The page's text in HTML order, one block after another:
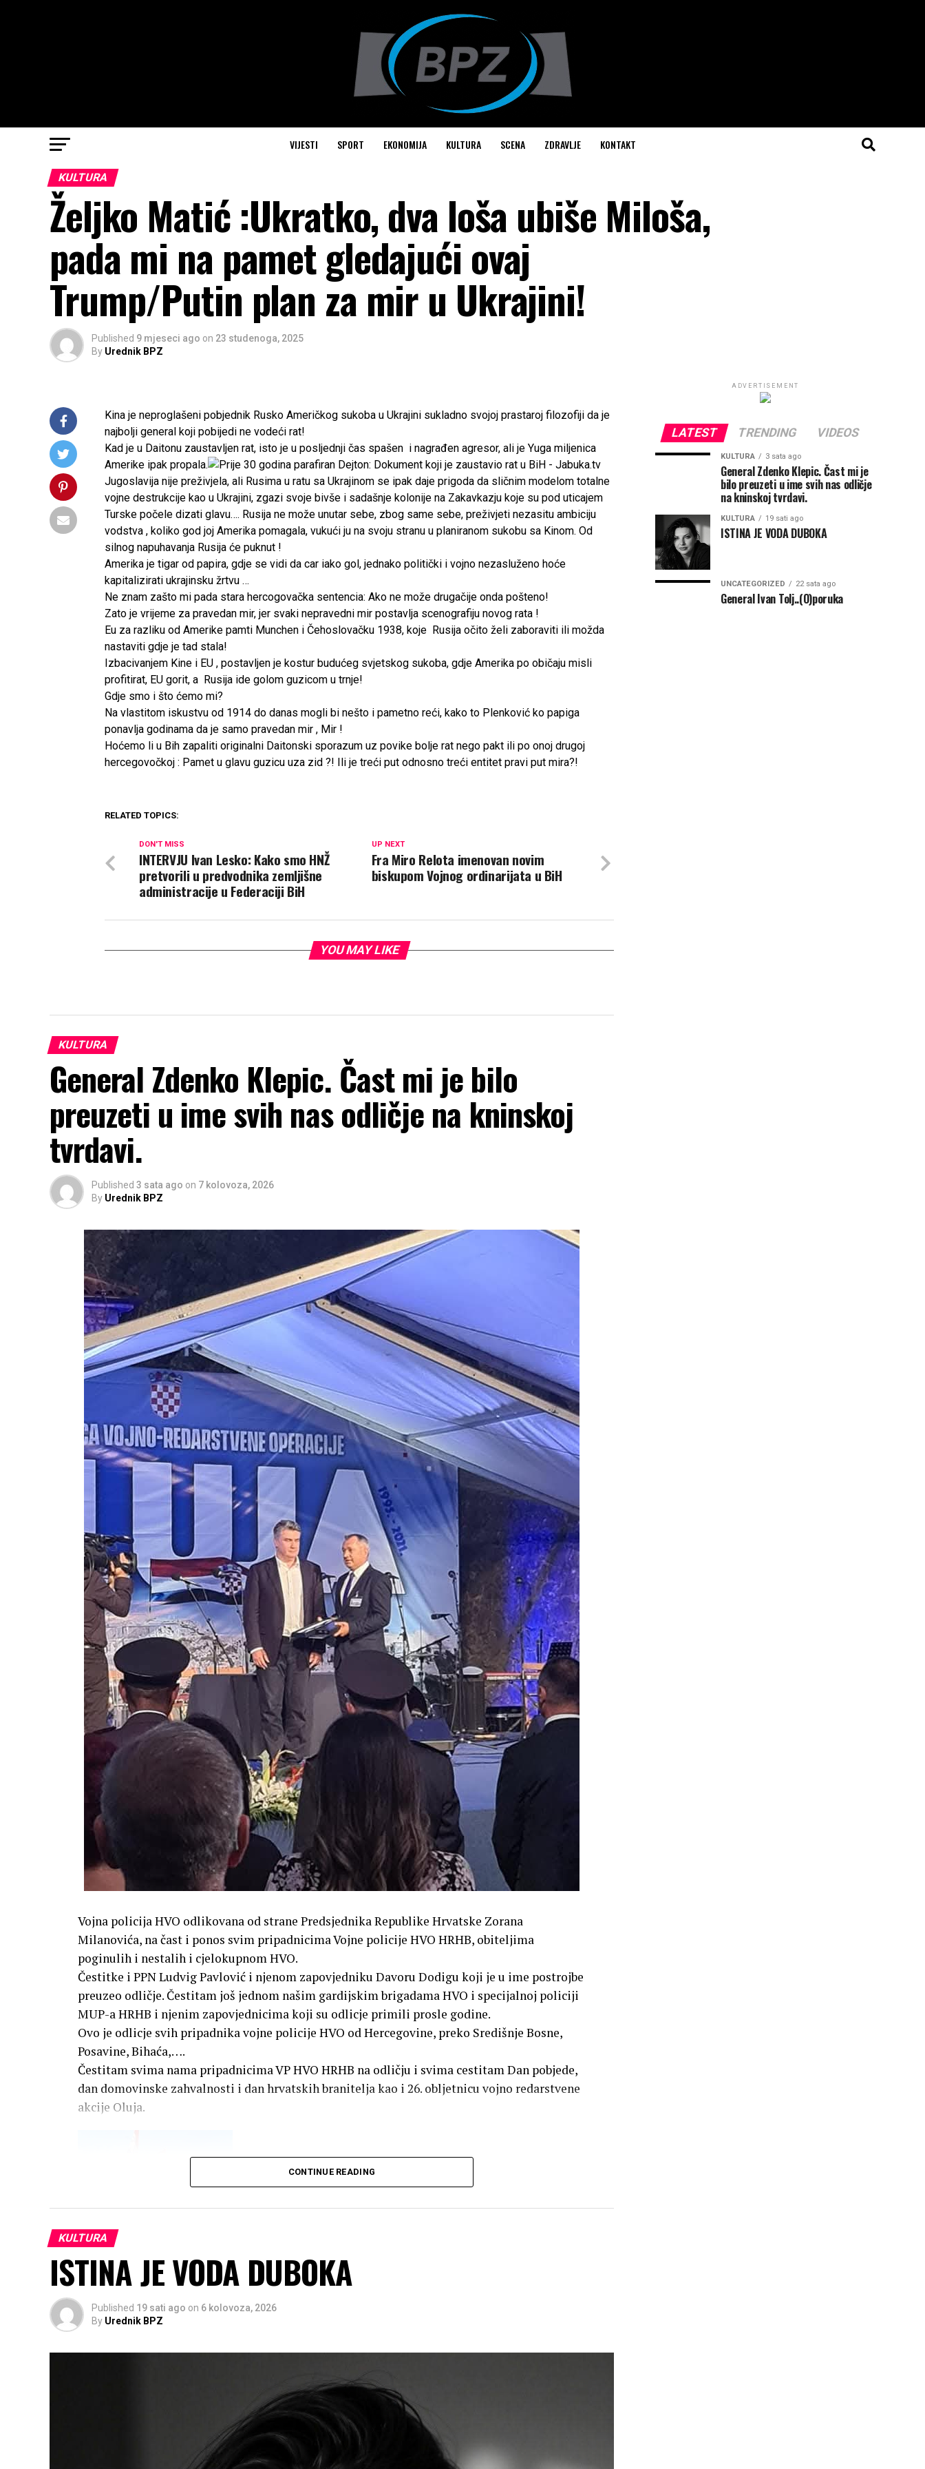
VIJESTI SPORT EKONOMIJA KULTURA SCENA ZDRAVLJE KONTAKT
KULTURA
Željko Matić :Ukratko, dva loša ubiše Miloša,
pada mi na pamet gledajući ovaj
Trump/Putin plan za mir u Ukrajini!
Published 9 mjeseci ago on 23 studenoga, 2025
By Urednik BPZ
Kina je neproglašeni pobjednik Rusko Američkog sukoba u Ukrajini sukladno svojoj prastaroj filozofiji da je
najbolji general koji pobijedi ne vodeći rat!
Kad je u Daitonu zaustavljen rat, isto je u posljednji čas spašen i nagrađen agresor, ali je Yuga miljenica
Amerike ipak propala.
Jugoslavija nije preživjela, ali Rusima u ratu sa Ukrajinom se ipak daje prigoda da sličnim modelom totalne
vojne destrukcije kao u Ukrajini, zgazi svoje bivše i sadašnje kolonije na Zakavkazju koje su pod uticajem
Turske počele dizati glavu…. Rusija ne može unutar sebe, zbog same sebe, preživjeti nezasitu ambiciju
vodstva , koliko god joj Amerika pomagala, vukući ju na svoju stranu u planiranom sukobu sa Kinom. Od
silnog napuhavanja Rusija će puknut !
Amerika je tigar od papira, gdje se vidi da car iako gol, jednako politički i vojno nezasluženo hoće
kapitalizirati ukrajinsku žrtvu …
Ne znam zašto mi pada stara hercogovačka sentencia: Ako ne može drugačije onda pošteno!
Zato je vrijeme za pravedan mir, jer svaki nepravedni mir postavlja scenografiju novog rata !
Eu za razliku od Amerike pamti Munchen i Čehoslovačku 1938, koje Rusija očito želi zaboraviti ili možda
nastaviti gdje je tad stala!
Izbacivanjem Kine i EU , postavljen je kostur budućeg svjetskog sukoba, gdje Amerika po običaju misli
profitirat, EU gorit, a Rusija ide golom guzicom u trnje!
Gdje smo i što ćemo mi?
Na vlastitom iskustvu od 1914 do danas mogli bi nešto i pametno reći, kako to Plenković ko papiga
ponavlja godinama da je samo pravedan mir , Mir !
Hoćemo li u Bih zapaliti originalni Daitonski sporazum uz povike bolje rat nego pakt ili po onoj drugoj
hercegovočkoj : Pamet u glavu guzicu uza zid ?! Ili je treći put odnosno treći entitet pravi put mira?!
RELATED TOPICS:
UP NEXT
Fra Miro Relota imenovan novim
biskupom Vojnog ordinarijata u BiH
DON'T MISS
INTERVJU Ivan Lesko: Kako smo HNŽ
pretvorili u predvodnika zemljišne
administracije u Federaciji BiH
YOU MAY LIKE
KULTURA
General Zdenko Klepic. Čast mi je bilo
preuzeti u ime svih nas odličje na kninskoj
tvrdavi.
Published 3 sata ago on 7 kolovoza, 2026
By Urednik BPZ
Vojna policija HVO odlikovana od strane Predsjednika Republike Hrvatske Zorana
Milanovića, na čast i ponos svim pripadnicima Vojne policije HVO HRHB, obiteljima
poginulih i nestalih i cjelokupnom HVO.
Čestitke i PPN Ludvig Pavlović i njenom zapovjedniku Davoru Dodigu koji je u ime postrojbe
preuzeo odličje. Čestitam još jednom našim gardijskim brigadama HVO i specijalnoj policiji
MUP-a HRHB i njenim zapovjednicima koji su odlicje primili prosle godine.
Ovo je odlicje svih pripadnika vojne policije HVO od Hercegovine, preko Središnje Bosne,
Posavine, Bihaća,….
Čestitam svima nama pripadnicima VP HVO HRHB na odličju i svima cestitam Dan pobjede,
dan domovinske zahvalnosti i dan hrvatskih branitelja kao i 26. obljetnicu vojno redarstvene
akcije Oluja.
Čast mi je bilo preuzeti u ime svih nas odličje na kninskoj tvrdavi.
CONTINUE READING
KULTURA
ISTINA JE VODA DUBOKA
Published 19 sati ago on 6 kolovoza, 2026
By Urednik BPZ
ADVERTISEMENT
LATEST TRENDING VIDEOS
KULTURA 3 sata ago
General Zdenko Klepic. Čast mi je
bilo preuzeti u ime svih nas odličje
na kninskoj tvrdavi.
KULTURA 19 sati ago
ISTINA JE VODA DUBOKA
UNCATEGORIZED 22 sata ago
General Ivan Tolj..(O)poruka